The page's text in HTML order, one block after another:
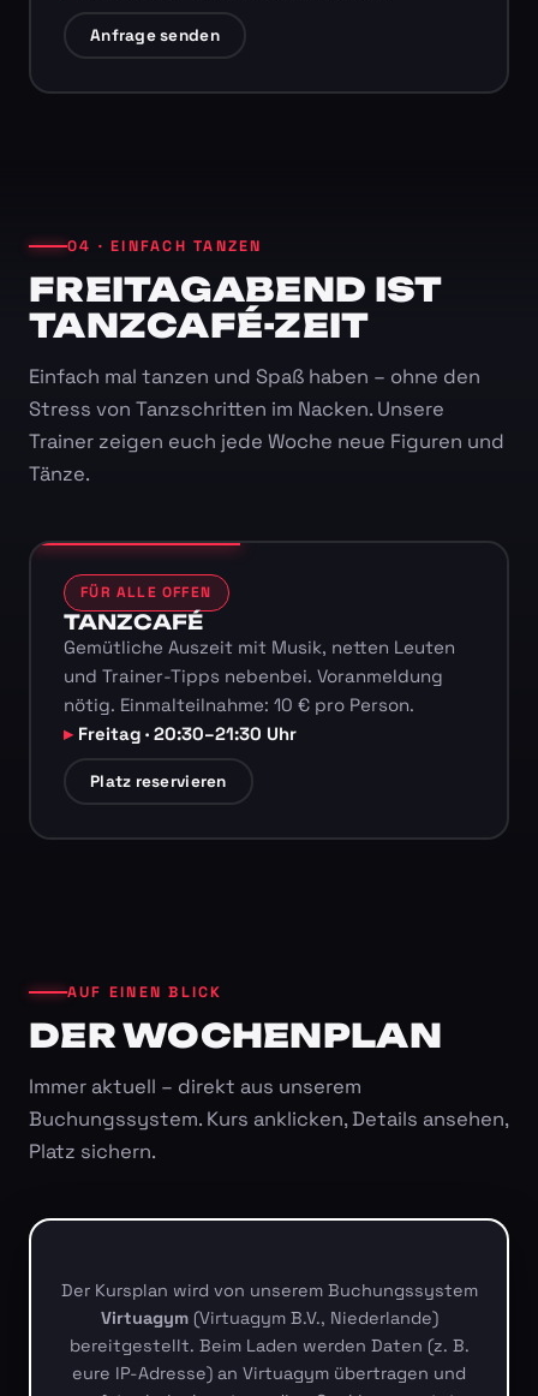
Anfrage senden
04 · EINFACH TANZEN
FREITAGABEND IST
TANZCAFÉ-ZEIT
Einfach mal tanzen und Spaß haben – ohne den
Stress von Tanzschritten im Nacken. Unsere
Trainer zeigen euch jede Woche neue Figuren und
Tänze.
FÜR ALLE OFFEN
TANZCAFÉ
Gemütliche Auszeit mit Musik, netten Leuten
und Trainer-Tipps nebenbei. Voranmeldung
nötig. Einmalteilnahme: 10 € pro Person.
Freitag · 20:30–21:30 Uhr
Platz reservieren
AUF EINEN BLICK
DER WOCHENPLAN
Immer aktuell – direkt aus unserem
Buchungssystem. Kurs anklicken, Details ansehen,
Platz sichern.
Der Kursplan wird von unserem Buchungssystem
Virtuagym(Virtuagym B.V., Niederlande)
bereitgestellt. Beim Laden werden Daten (z. B.
eure IP-Adresse) an Virtuagym übertragen und